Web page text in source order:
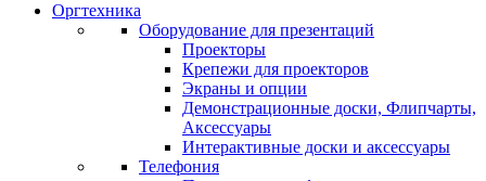
Оргтехника
Оборудование для презентаций
Проекторы
Крепежи для проекторов
Экраны и опции
Демонстрационные доски, Флипчарты,
Аксессуары
Интерактивные доски и аксессуары
Телефония